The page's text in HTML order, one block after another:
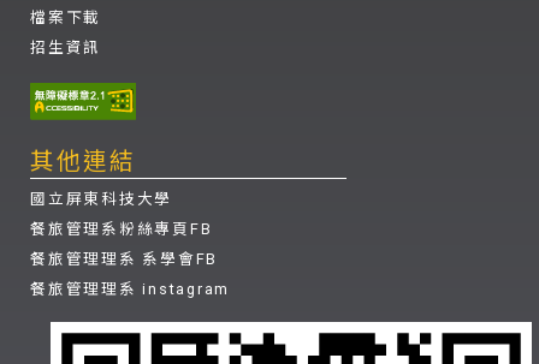
檔案下載
招生資訊
其他連結
國立屏東科技大學
餐旅管理系粉絲專頁FB
餐旅管理理系 系學會FB
餐旅管理理系 instagram